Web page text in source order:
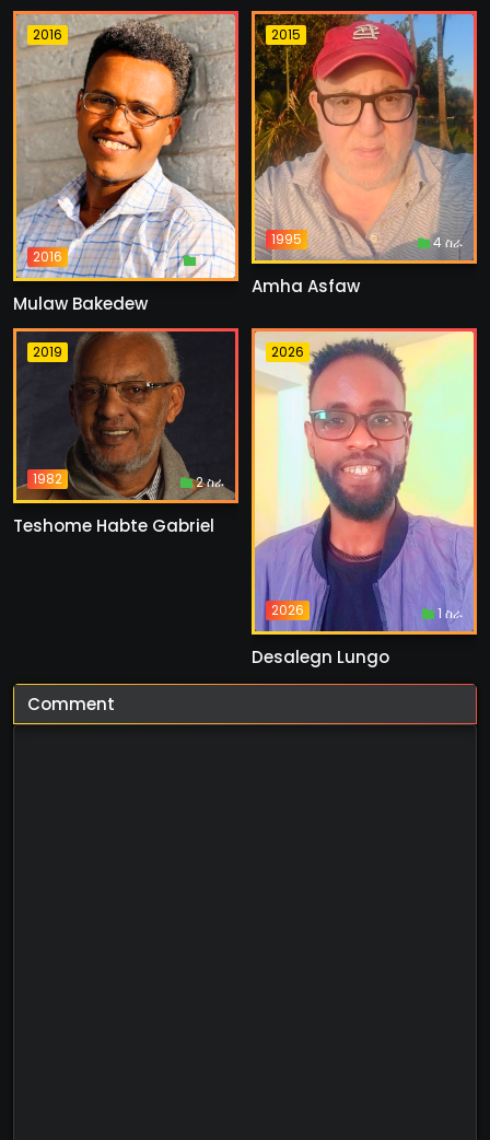
2016
2016 1 ስራ
Mulaw Bakedew
2015
1995 4 ስራ
Amha Asfaw
2019
1982 2 ስራ
Teshome Habte Gabriel
2026
2026 1 ስራ
Desalegn Lungo
Comment